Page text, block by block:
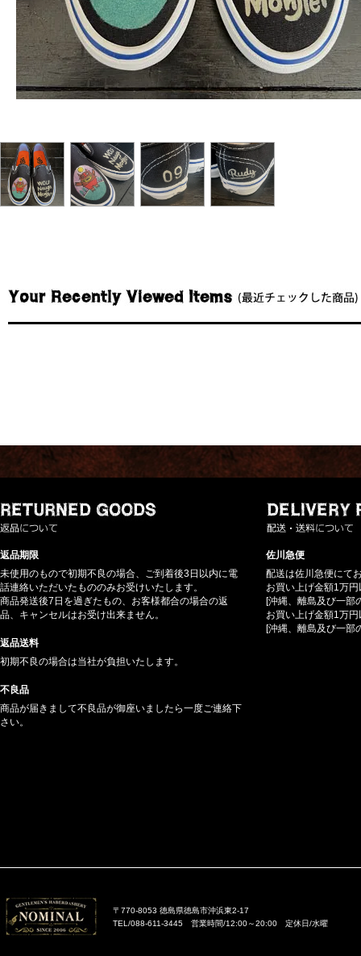
返品期限
未使用のもので初期不良の場合、ご到着後3日以内に電
話連絡いただいたもののみお受けいたします。
商品発送後7日を過ぎたもの、お客様都合の場合の返
品、キャンセルはお受け出来ません。
返品送料
初期不良の場合は当社が負担いたします。
不良品
商品が届きまして不良品が御座いましたら一度ご連絡下
さい。
佐川急便
配送は佐川急便にて
お買い上げ金額1万
[沖縄、離島及び一部
お買い上げ金額1万
[沖縄、離島及び一部
〒770-8053 徳島県徳島市沖浜東2-17
TEL/088-611-3445 営業時間/12:00～20:00 定休日/水曜